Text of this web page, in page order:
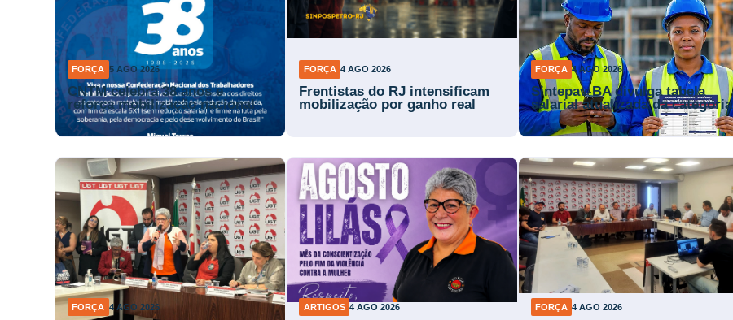
FORÇA 5 AGO 2026
CNTM celebra 38 anos e
reforça mobilização nacional
FORÇA 4 AGO 2026
Frentistas do RJ intensificam
mobilização por ganho real
FORÇA 4 AGO 2026
Sintepav-BA divulga tabela
salarial atualizada da categoria
FORÇA 4 AGO 2026 ARTIGOS 4 AGO 2026 FORÇA 4 AGO 2026